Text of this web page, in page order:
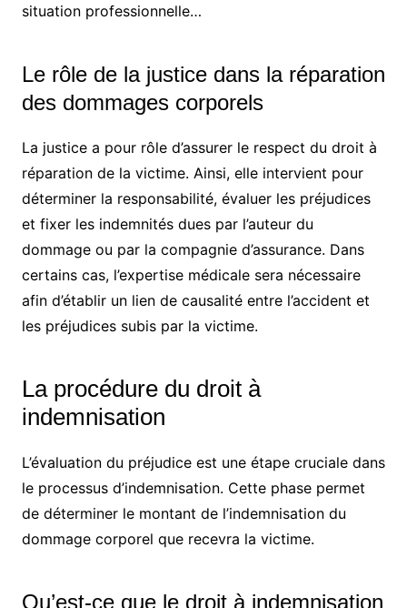
situation professionnelle…
Le rôle de la justice dans la réparation
des dommages corporels
La justice a pour rôle d’assurer le respect du droit à
réparation de la victime. Ainsi, elle intervient pour
déterminer la responsabilité, évaluer les préjudices
et fixer les indemnités dues par l’auteur du
dommage ou par la compagnie d’assurance. Dans
certains cas, l’expertise médicale sera nécessaire
afin d’établir un lien de causalité entre l’accident et
les préjudices subis par la victime.
La procédure du droit à
indemnisation
L’évaluation du préjudice est une étape cruciale dans
le processus d’indemnisation. Cette phase permet
de déterminer le montant de l’indemnisation du
dommage corporel que recevra la victime.
Qu’est-ce que le droit à indemnisation